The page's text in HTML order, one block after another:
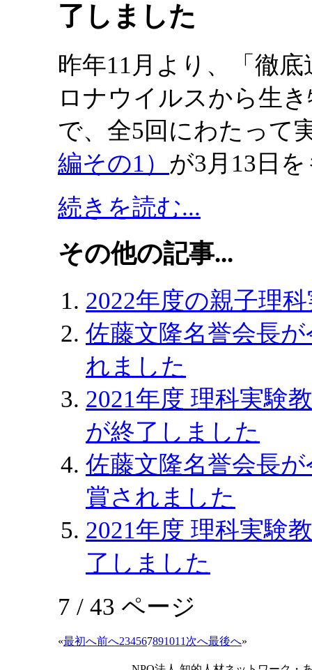
了しました
昨年11月より、「徹
ロナウイルスから生
で、全5回にわたって
編その1） が3月13日
続きを読む...
その他の記事...
2022年度の親子理
佐藤文隆名誉会長
れました
2021年度 理科実験
が終了しました
佐藤文隆名誉会長
賞されました
2021年度 理科実験
了しました
7 / 43 ページ
«最初へ前へ234567891011 次へ最後へ»